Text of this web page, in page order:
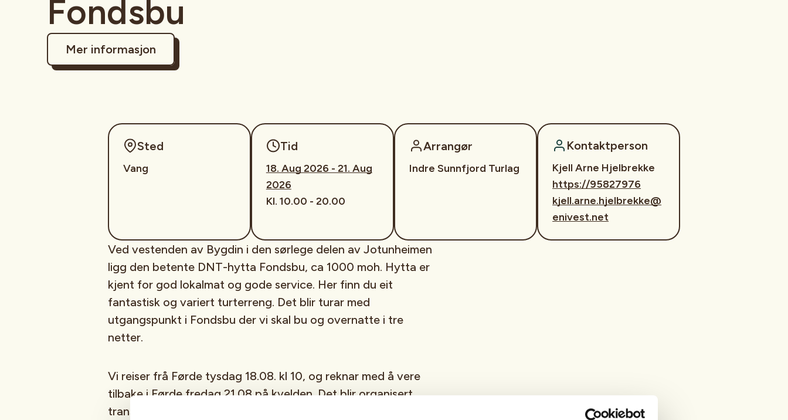
Fondsbu
Mer informasjon
Sted
Vang
Tid
18. Aug 2026 - 21. Aug
2026
Kl. 10.00 - 20.00
Arrangør
Indre Sunnfjord Turlag
Kontaktperson
Kjell Arne Hjelbrekke
https://95827976
kjell.arne.hjelbrekke@
enivest.net
Ved vestenden av Bygdin i den sørlege delen av Jotunheimen
ligg den betente DNT-hytta Fondsbu, ca 1000 moh. Hytta er
kjent for god lokalmat og gode service. Her finn du eit
fantastisk og variert turterreng. Det blir turar med
utgangspunkt i Fondsbu der vi skal bu og overnatte i tre
netter.
Vi reiser frå Førde tysdag 18.08. kl 10, og reknar med å vere
tilbake i Førde fredag 21.08 på kvelden. Det blir organisert
transport i privatbilar for dei påmelde.